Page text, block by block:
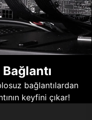
bağlantılardan
keyfini çıkar!